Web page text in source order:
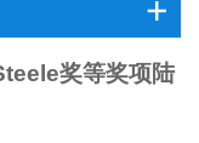
奖等奖项陆